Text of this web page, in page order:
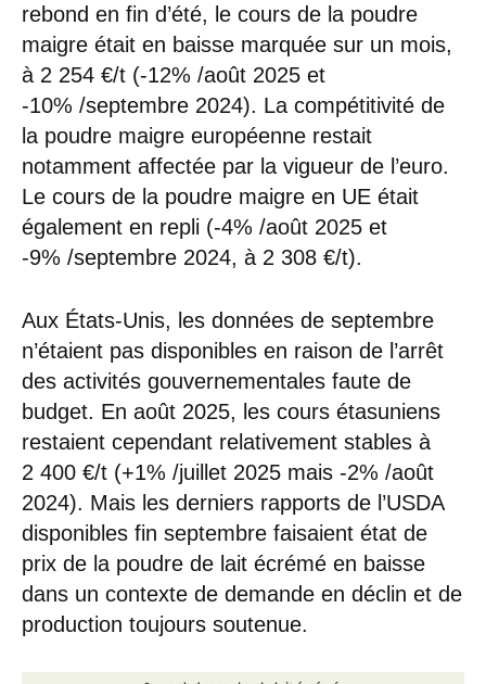
rebond en fin d’été, le cours de la poudre
maigre était en baisse marquée sur un mois,
à 2 254 €/t (-12% /août 2025 et
-10% /septembre 2024). La compétitivité de
la poudre maigre européenne restait
notamment affectée par la vigueur de l’euro.
Le cours de la poudre maigre en UE était
également en repli (-4% /août 2025 et
-9% /septembre 2024, à 2 308 €/t).
Aux États-Unis, les données de septembre
n’étaient pas disponibles en raison de l’arrêt
des activités gouvernementales faute de
budget. En août 2025, les cours étasuniens
restaient cependant relativement stables à
2 400 €/t (+1% /juillet 2025 mais -2% /août
2024). Mais les derniers rapports de l’USDA
disponibles fin septembre faisaient état de
prix de la poudre de lait écrémé en baisse
dans un contexte de demande en déclin et de
production toujours soutenue.